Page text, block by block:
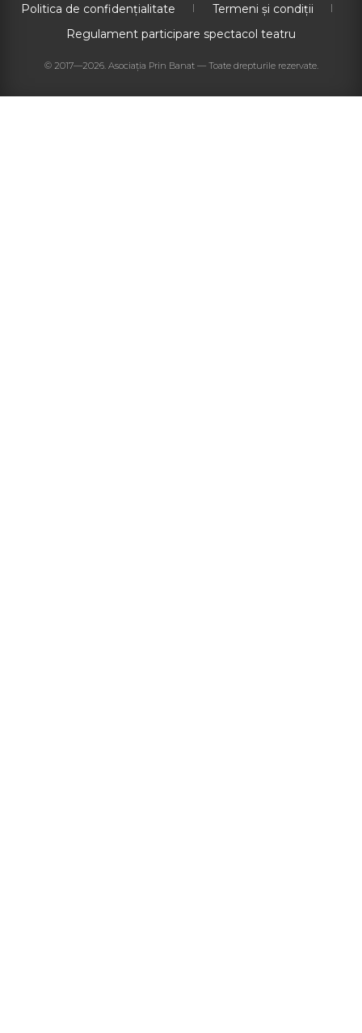
Politica de confidențialitate
Termeni și condiții
Regulament participare spectacol teatru
© 2017—2026. Asociația Prin Banat — Toate drepturile rezervate.